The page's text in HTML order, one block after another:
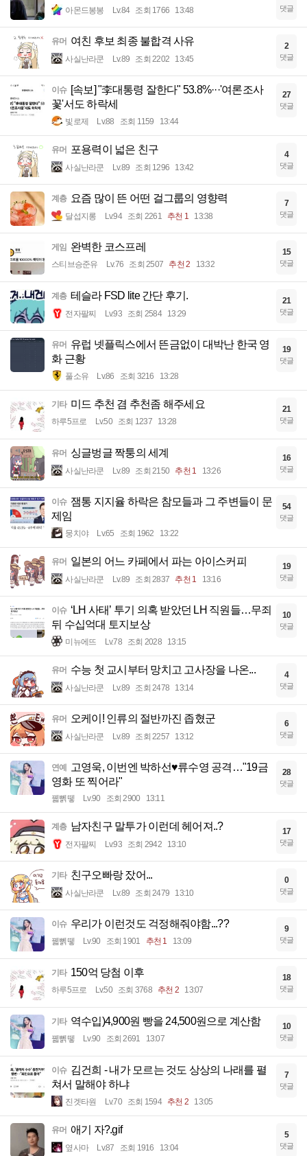
아몬드봉봉 Lv.84 조회 1766 13:48 댓글
유머 여친 후보 최종 불합격 사유
사실난라쿤 Lv.89 조회 2202 13:45
2
댓글
이슈 [속보] "李대통령 잘한다" 53.8%···'여론조사
꽃'서도 하락세
빛로제 Lv.88 조회 1159 13:44
27
댓글
유머 포용력이 넓은 친구
사실난라쿤 Lv.89 조회 1296 13:42
4
댓글
계층 요즘 많이 뜬 어떤 걸그룹의 영향력
달섭지롱 Lv.94 조회 2261 추천 1 13:38
7
댓글
게임 완벽한 코스프레
스티브승준유 Lv.76 조회 2507 추천 2 13:32
15
댓글
계층 테슬라 FSD lite 간단 후기.
전자팔찌 Lv.93 조회 2584 13:29
21
댓글
유머 유럽 넷플릭스에서 뜬금없이 대박난 한국 영
화 근황
풀소유 Lv.86 조회 3216 13:28
19
댓글
기타 미드 추천 겸 추천좀 해주세요
하루5프로 Lv.50 조회 1237 13:28
21
댓글
유머 싱글벙글 짝퉁의 세계
사실난라쿤 Lv.89 조회 2150 추천 1 13:26
16
댓글
이슈 잼통 지지율 하락은 참모들과 그 주변들이 문
제임
뭉치야 Lv.65 조회 1962 13:22
54
댓글
유머 일본의 어느 카페에서 파는 아이스커피
사실난라쿤 Lv.89 조회 2837 추천 1 13:16
19
댓글
이슈 ‘LH 사태’ 투기 의혹 받았던 LH 직원들…무죄
뒤 수십억대 토지보상
미뉴에뜨 Lv.78 조회 2028 13:15
10
댓글
유머 수능 첫 교시부터 망치고 고사장을 나온...
사실난라쿤 Lv.89 조회 2478 13:14
4
댓글
유머 오케이! 인류의 절반까진 좁혔군
사실난라쿤 Lv.89 조회 2257 13:12
6
댓글
연예 고영욱, 이번엔 박하선♥류수영 공격…"19금
영화 또 찍어라"
꿻뻵뗗 Lv.90 조회 2900 13:11
28
댓글
계층 남자친구 말투가 이런데 헤어져..?
전자팔찌 Lv.93 조회 2942 13:10
17
댓글
기타 친구오빠랑 잤어...
사실난라쿤 Lv.89 조회 2479 13:10
0
댓글
이슈 우리가 이런것도 걱정해줘야함...??
꿻뻵뗗 Lv.90 조회 1901 추천 1 13:09
9
댓글
기타 150억 당첨 이후
하루5프로 Lv.50 조회 3768 추천 2 13:07
18
댓글
기타 역수입)4,900원 빵을 24,500원으로 계산함
꿻뻵뗗 Lv.90 조회 2691 13:07
10
댓글
이슈 김건희 - 내가 모르는 것도 상상의 나래를 펼
쳐서 말해야 하냐
진겟타원 Lv.70 조회 1594 추천 2 13:05
7
댓글
유머 애기 자?.gif
옆사마 Lv.87 조회 1916 13:04
5
댓글